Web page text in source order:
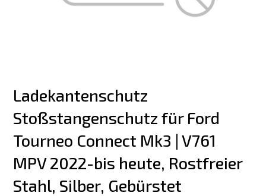
Ladekantenschutz
Stoßstangenschutz für Ford
Tourneo Connect Mk3 | V761
MPV 2022-bis heute, Rostfreier
Stahl, Silber, Gebürstet